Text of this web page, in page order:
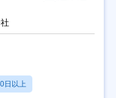
日以上